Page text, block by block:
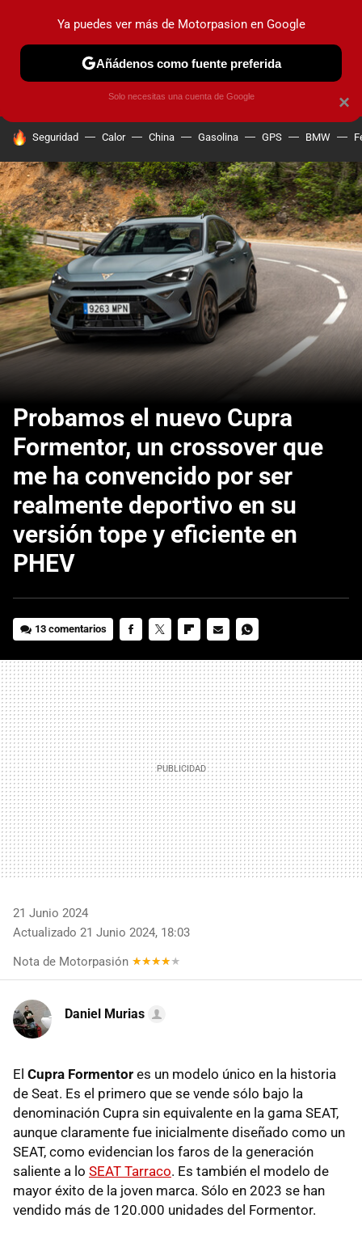
PRUEBAS COCHES ELÉCTRICOS OBSERVATORIO
HOY SE HABLA DE
Seguridad Calor China Gasolina GPS BMW
Probamos el nuevo Cupra
Formentor, un crossover que
me ha convencido por ser
realmente deportivo en su
versión tope y eficiente en
PHEV
13 comentarios
MAIL
21 Junio 2024
Actualizado 21 Junio 2024, 18:03
Nota de Motorpasión
Daniel Murias
El Cupra Formentor es un modelo único en la historia
de Seat. Es el primero que se vende sólo bajo la
denominación Cupra sin equivalente en la gama SEAT,
aunque claramente fue inicialmente diseñado como un
SEAT, como evidencian los faros de la generación
saliente a lo SEAT Tarraco. Es también el modelo de
mayor éxito de la joven marca. Sólo en 2023 se han
vendido más de 120.000 unidades del Formentor.
×
Ya puedes ver más de Motorpasion en Google
Añádenos como fuente preferida
Solo necesitas una cuenta de Google